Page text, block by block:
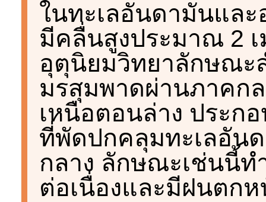
ในทะเลอันดามันแล
มีคลื่นสูงประมาณ 2
อุตุนิยมวิทยาลักษณะ
มรสุมพาดผ่านภาคก
เหนือตอนล่าง ประก
ที่พัดปกคลุมทะเลอัน
กลาง ลักษณะเช่นนี้ท
ต่อเนื่องและมีฝนตก